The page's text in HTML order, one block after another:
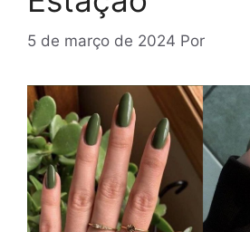
5 de março de 2024 Por